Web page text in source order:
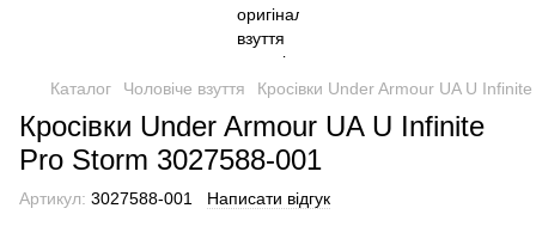
Каталог Чоловіче взуття Кросівки Under Armour UA U
Кросівки Under Armour UA U Infinite
Pro Storm 3027588-001
Артикул: 3027588-001 Написати відгук